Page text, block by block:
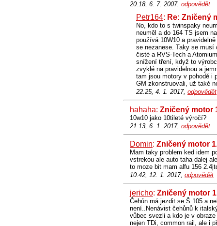
20.18, 6. 7. 2007, odpovědět
Petr164: Re: Zničený
No, kdo to s twinspaky
neuměl a do 164 TS jsem
používá 10W10 a
se nezanese. Taky se musí
čisté a RVS-Tech a
snížení tření, když to
zvyklé na pravidelnou a
tam jsou motory v pohodě i
GM zkonstruovali, už také
22.25, 4. 1. 2017, odpovědět
hahaha: Zničený motor
10w10 jako 10tileté výročí?
21.13, 6. 1. 2017, odpovědět
Domin: Zničený motor
Mam taky problem ked idem
vstrekou ale auto taha dalej
to moze bit mam alfu 156
10.42, 12. 1. 2017, odpovědět
jericho: Zničený motor
Čehůn má jezdit se Š 105 a
není..Nenávist čehůnů k
vůbec svezli a kdo je v
nejen TDi, common rail, ale i